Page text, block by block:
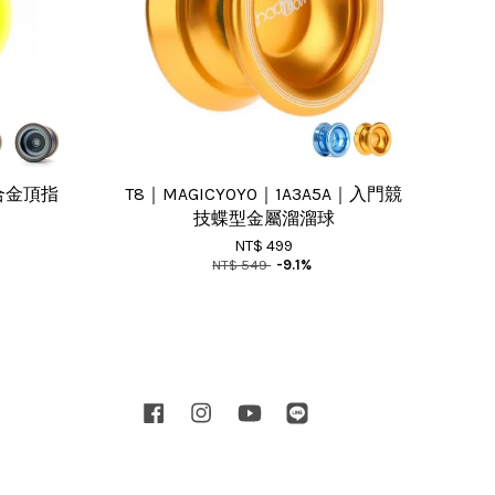
金頂指
T8｜MAGICYOYO｜1A3A5A｜入門競
技蝶型金屬溜溜球
NT$ 499
NT$ 549 -9.1%
Facebook InstagramYouTube